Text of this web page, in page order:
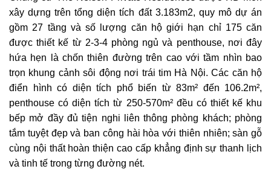
xây dựng trên tổng diện tích đất 3.183m2, quy mô dự án
gồm 27 tầng và số lượng căn hộ giới hạn chỉ 175 căn
được thiết kế từ 2-3-4 phòng ngủ và penthouse, nơi đây
hứa hẹn là chốn thiên đường trên cao với tầm nhìn bao
trọn khung cảnh sôi động nơi trái tim Hà Nội. Các căn hộ
điển hình có diện tích phổ biến từ 83m² đến 106.2m²,
penthouse có diện tích từ 250-570m² đều có thiết kế khu
bếp mở đầy đủ tiện nghi liên thông phòng khách; phòng
tắm tuyệt đẹp và ban công hài hòa với thiên nhiên; sàn gỗ
cùng nội thất hoàn thiện cao cấp khẳng định sự thanh lịch
và tinh tế trong từng đường nét.